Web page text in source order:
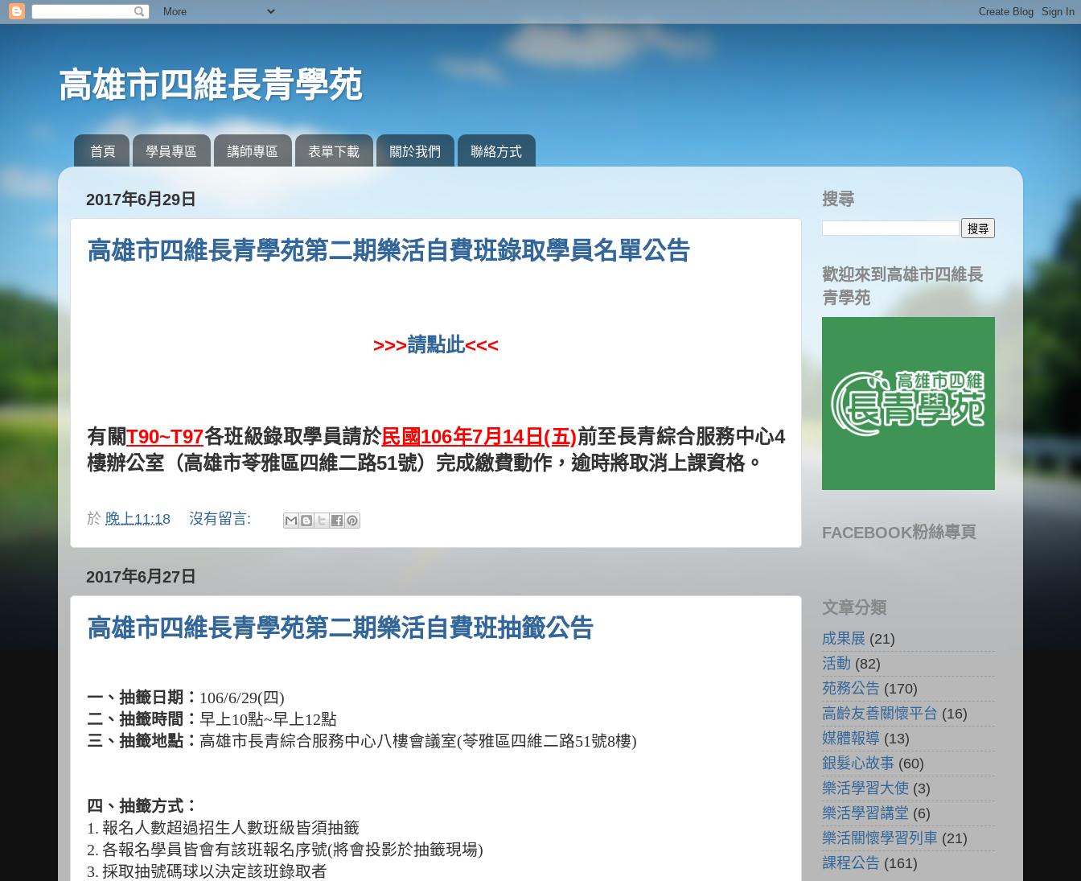
高雄市四維長青學苑
首頁 學員專區 講師專區 表單下載 關於我們 聯絡方式
2017年6月29日
高雄市四維長青學苑第二期樂活自費班錄取學員名單公告
>>>請點此<<<
有關T90~T97各班級錄取學員請於民國106年7月14日(五)前至長青綜合服務中心4
樓辦公室（高雄市苓雅區四維二路51號）完成繳費動作，逾時將取消上課資格。
於 晚上11:18 沒有留言:
2017年6月27日
高雄市四維長青學苑第二期樂活自費班抽籤公告
一、抽籤日期： 106/6/29(四)
二、抽籤時間： 早上10點~早上12點
三、抽籤地點： 高雄市長青綜合服務中心八樓會議室(苓雅區四維二路51號8樓)
四、抽籤方式：
1. 報名人數超過招生人數班級皆須抽籤
2. 各報名學員皆會有該班報名序號(將會投影於抽籤現場)
3. 採取抽號碼球以決定該班錄取者
搜尋
歡迎來到高雄市四維長
青學苑
FACEBOOK粉絲專頁
文章分類
成果展 (21)
活動 (82)
苑務公告 (170)
高齡友善關懷平台 (16)
媒體報導 (13)
銀髮心故事 (60)
樂活學習大使 (3)
樂活學習講堂 (6)
樂活關懷學習列車 (21)
課程公告 (161)